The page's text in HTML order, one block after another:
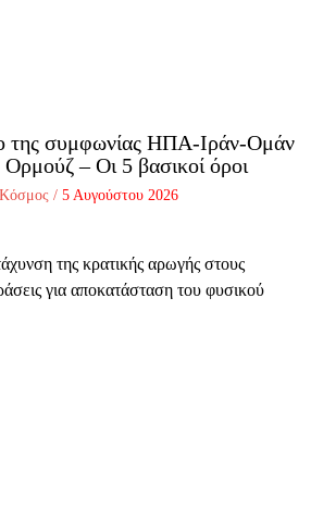
της συμφωνίας ΗΠΑ-Ιράν-Ομάν
Ορμούζ – Οι 5 βασικοί όροι
Κόσμος /5 Αυγούστου 2026